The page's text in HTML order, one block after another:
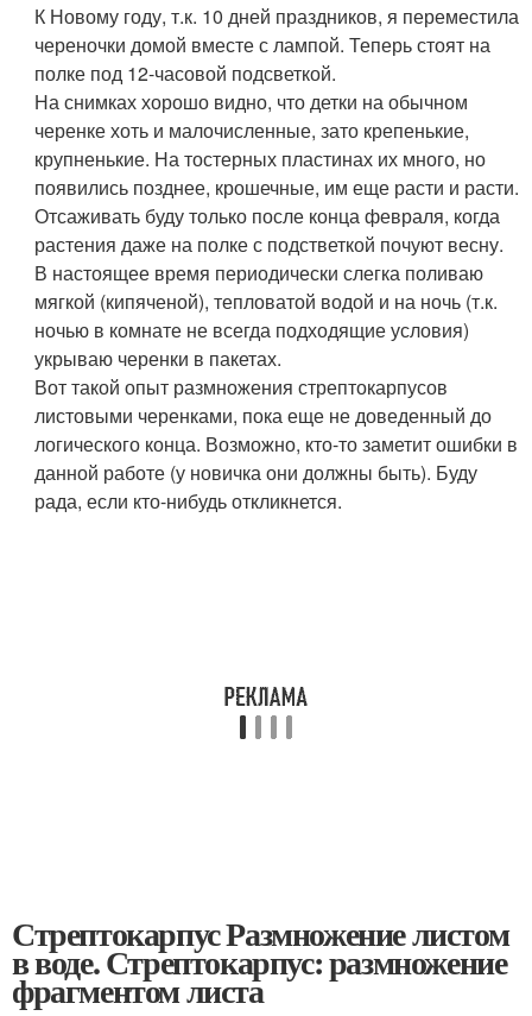
К Новому году, т.к. 10 дней праздников, я переместила
череночки домой вместе с лампой. Теперь стоят на
полке под 12-часовой подсветкой.
На снимках хорошо видно, что детки на обычном
черенке хоть и малочисленные, зато крепенькие,
крупненькие. На тостерных пластинах их много, но
появились позднее, крошечные, им еще расти и расти.
Отсаживать буду только после конца февраля, когда
растения даже на полке с подстветкой почуют весну.
В настоящее время периодически слегка поливаю
мягкой (кипяченой), тепловатой водой и на ночь (т.к.
ночью в комнате не всегда подходящие условия)
укрываю черенки в пакетах.
Вот такой опыт размножения стрептокарпусов
листовыми черенками, пока еще не доведенный до
логического конца. Возможно, кто-то заметит ошибки в
данной работе (у новичка они должны быть). Буду
рада, если кто-нибудь откликнется.
Стрептокарпус Размножение листом
в воде. Стрептокарпус: размножение
фрагментом листа